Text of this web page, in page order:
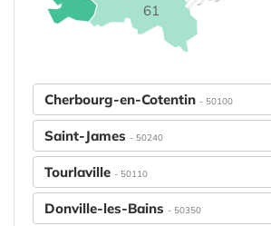
61
Cherbourg-en-Cotentin - 50100
Saint-James - 50240
Tourlaville - 50110
Donville-les-Bains - 50350